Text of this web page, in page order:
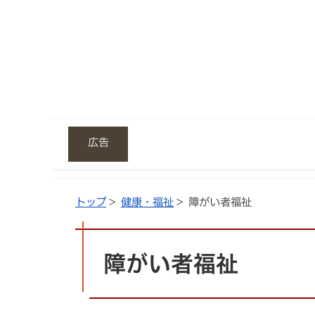
広告
トップ> 健康・福祉 > 障がい者福祉
障がい者福祉